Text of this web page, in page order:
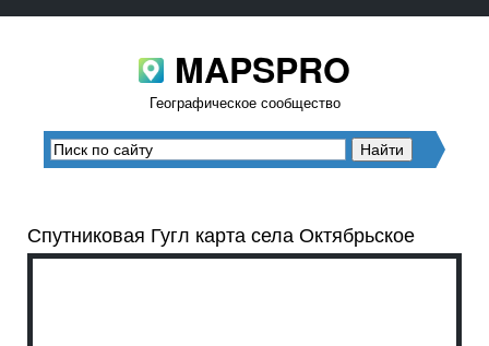
MAPSPRO
Географическое сообщество
Спутниковая Гугл карта села Октябрьское